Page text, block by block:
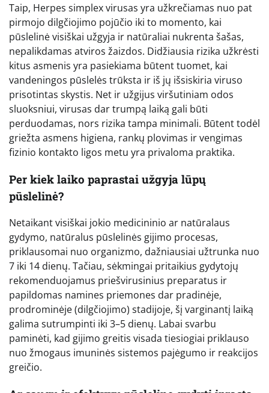
Taip, Herpes simplex virusas yra užkrečiamas nuo pat
pirmojo dilgčiojimo pojūčio iki to momento, kai
pūslelinė visiškai užgyja ir natūraliai nukrenta šašas,
nepalikdamas atviros žaizdos. Didžiausia rizika užkrėsti
kitus asmenis yra pasiekiama būtent tuomet, kai
vandeningos pūslelės trūksta ir iš jų išsiskiria viruso
prisotintas skystis. Net ir užgijus viršutiniam odos
sluoksniui, virusas dar trumpą laiką gali būti
perduodamas, nors rizika tampa minimali. Būtent todėl
griežta asmens higiena, rankų plovimas ir vengimas
fizinio kontakto ligos metu yra privaloma praktika.
Per kiek laiko paprastai užgyja lūpų
pūslelinė?
Netaikant visiškai jokio medicininio ar natūralaus
gydymo, natūralus pūslelinės gijimo procesas,
priklausomai nuo organizmo, dažniausiai užtrunka nuo
7 iki 14 dienų. Tačiau, sėkmingai pritaikius gydytojų
rekomenduojamus priešvirusinius preparatus ir
papildomas namines priemones dar pradinėje,
prodrominėje (dilgčiojimo) stadijoje, šį varginantį laiką
galima sutrumpinti iki 3–5 dienų. Labai svarbu
paminėti, kad gijimo greitis visada tiesiogiai priklauso
nuo žmogaus imuninės sistemos pajėgumo ir reakcijos
greičio.